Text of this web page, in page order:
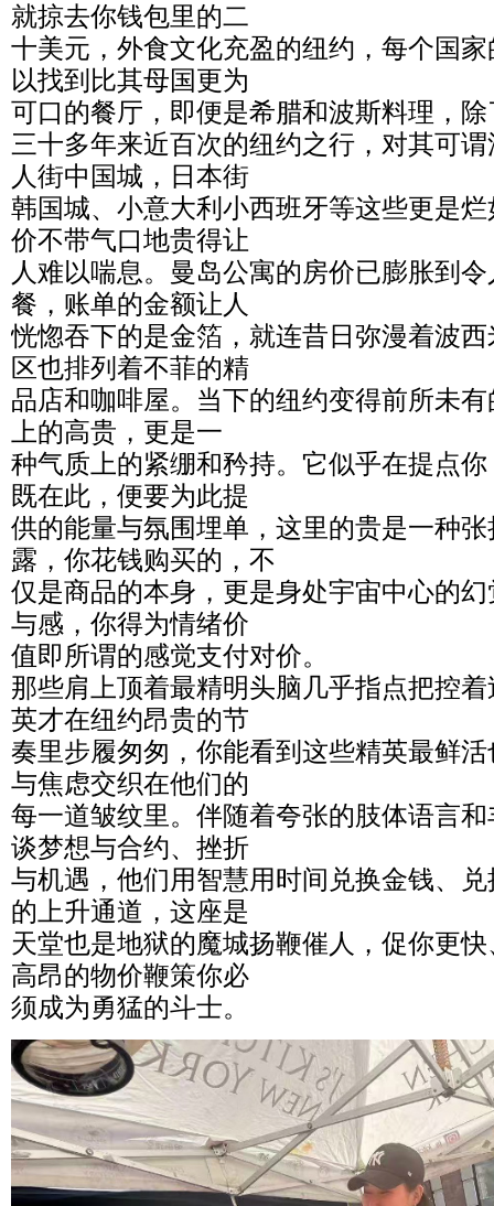
就掠去你钱包里的二
十美元，外食文化充盈的纽约，每个国
以找到比其母国更为
可口的餐厅，即便是希腊和波斯料理，
三十多年来近百次的纽约之行，对其可
人街中国城，日本街
韩国城、小意大利小西班牙等这些更是
价不带气口地贵得让
人难以喘息。曼岛公寓的房价已膨胀到
餐，账单的金额让人
恍惚吞下的是金箔，就连昔日弥漫着波
区也排列着不菲的精
品店和咖啡屋。当下的纽约变得前所未
上的高贵，更是一
种气质上的紧绷和矜持。它似乎在提点
既在此，便要为此提
供的能量与氛围埋单，这里的贵是一种
露，你花钱购买的，不
仅是商品的本身，更是身处宇宙中心的
与感，你得为情绪价
值即所谓的感觉支付对价。
那些肩上顶着最精明头脑几乎指点把控
英才在纽约昂贵的节
奏里步履匆匆，你能看到这些精英最鲜
与焦虑交织在他们的
每一道皱纹里。伴随着夸张的肢体语言
谈梦想与合约、挫折
与机遇，他们用智慧用时间兑换金钱、
的上升通道，这座是
天堂也是地狱的魔城扬鞭催人，促你更
高昂的物价鞭策你必
须成为勇猛的斗士。